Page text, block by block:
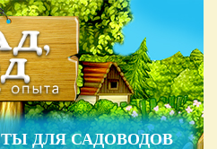
ДЛЯ САДОВОДОВ